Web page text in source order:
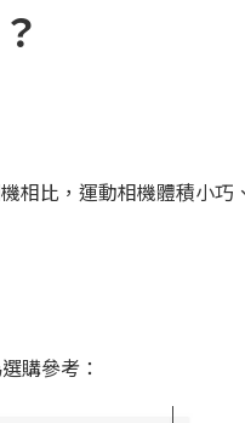
相比，運動相機體積小巧
購參考：